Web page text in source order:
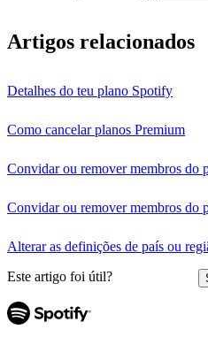
Artigos relacionados
Detalhes do teu plano Spotify
Como cancelar planos Premium
Convidar ou remover membros do
Convidar ou remover membros do
Alterar as definições de país ou
Este artigo foi útil?